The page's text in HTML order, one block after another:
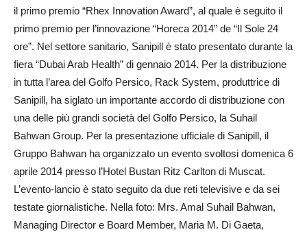
il primo premio “Rhex Innovation Award”, al quale è seguito il
primo premio per l’innovazione “Horeca 2014” de “Il Sole 24
ore”. Nel settore sanitario, Sanipill è stato presentato durante la
fiera “Dubai Arab Health” di gennaio 2014. Per la distribuzione
in tutta l’area del Golfo Persico, Rack System, produttrice di
Sanipill, ha siglato un importante accordo di distribuzione con
una delle più grandi società del Golfo Persico, la Suhail
Bahwan Group. Per la presentazione ufficiale di Sanipill, il
Gruppo Bahwan ha organizzato un evento svoltosi domenica 6
aprile 2014 presso l’Hotel Bustan Ritz Carlton di Muscat.
L’evento-lancio è stato seguito da due reti televisive e da sei
testate giornalistiche. Nella foto: Mrs. Amal Suhail Bahwan,
Managing Director e Board Member, Maria M. Di Gaeta,